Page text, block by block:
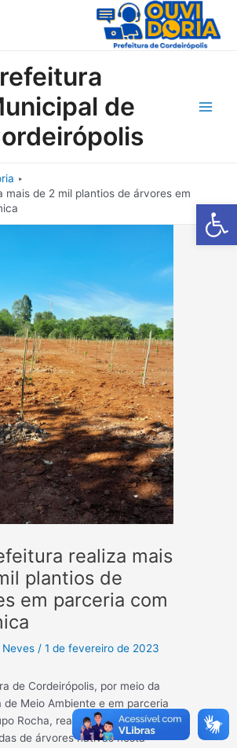
Barra de
de
mais de 2 mil plantios de árvores em
realiza mais
plantios de
em parceria com
Neves /1 de fevereiro de 2023
de Cordeirópolis, por meio da
de Meio Ambiente e em parceria
Rocha, realizou o plantio de
de árvores nativas nesta